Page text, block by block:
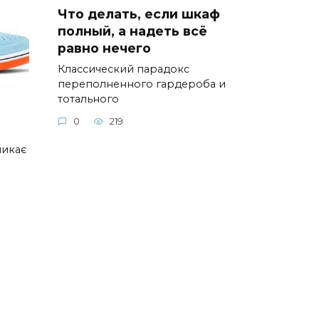
Что делать, если шкаф
полный, а надеть всё
равно нечего
Классический парадокс
переполненного гардероба и
тотального
0 219